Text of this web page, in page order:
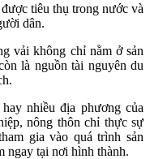
tiêu thụ trong nước và
dân.
vải không chỉ nằm ở sản
là nguồn tài nguyên du
nhiều địa phương của
nông thôn chỉ thực sự
gia vào quá trình sản
ngay tại nơi hình thành.